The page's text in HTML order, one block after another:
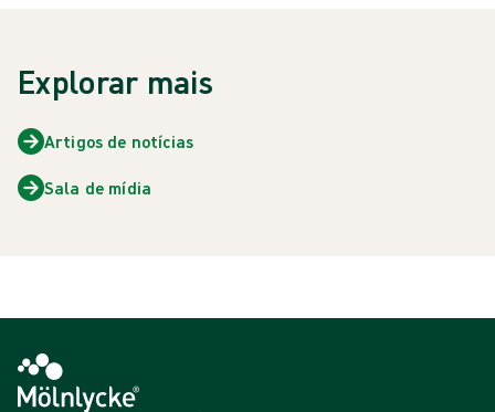
Explorar mais
Artigos de notícias
Sala de mídia